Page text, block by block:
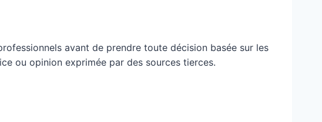
avant de prendre toute décision basée sur les
ou opinion exprimée par des sources tierces.